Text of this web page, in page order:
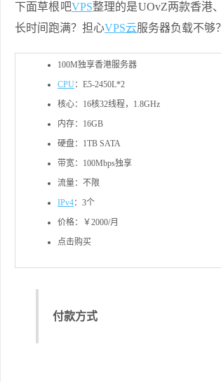
下面草根吧VPS整理的是UOvZ两款香港
长时间跑满？担心VPS云服务器负载不够
100M独享香港服务器
CPU：E5-2450L*2
核心：16核32线程，1.8GHz
内存：16GB
硬盘：1TB SATA
带宽：100Mbps独享
流量：不限
IPv4：3个
价格：￥2000/月
点击购买
付款方式